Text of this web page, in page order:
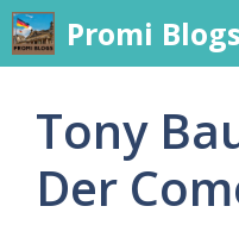
Skip
to
content
Promi Blogs
Tony
Der